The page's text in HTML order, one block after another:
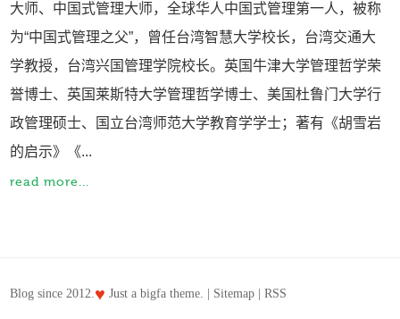
大师、中国式管理大师，全球华人中国式管理第一人，被称
为“中国式管理之父”，曾任台湾智慧大学校长，台湾交通大
学教授，台湾兴国管理学院校长。英国牛津大学管理哲学荣
誉博士、英国莱斯特大学管理哲学博士、美国杜鲁门大学行
政管理硕士、国立台湾师范大学教育学学士；著有《胡雪岩
的启示》《...
read more...
Blog since 2012.♥ Just abigfa theme. | Sitemap |RSS